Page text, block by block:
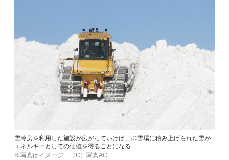
雪冷房を利用した施設が広がっていけば、排雪場に積み上げられた雪が
エネルギーとしての価値を得ることになる
※写真はイメージ （C）写真AC